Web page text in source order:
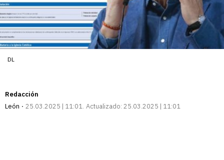
DL
Redacción
León
25.03.2025 | 11:01 Actualizado: 25.03.2025 | 11:01